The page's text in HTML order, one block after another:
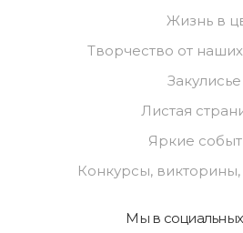
Жизнь в
Творчество от
Закулисье
Листая
Яркие
Конкурсы,
Мы в социальных